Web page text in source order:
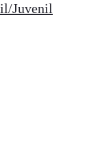
Juvenil